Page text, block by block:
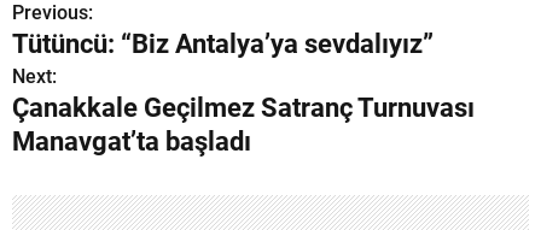
Y
a
z
ı
g
Previous:
Tütüncü: “Biz Antalya’ya sevdalıyız”
Next:
Çanakkale Geçilmez Satranç Turnuvası
Manavgat’ta başladı